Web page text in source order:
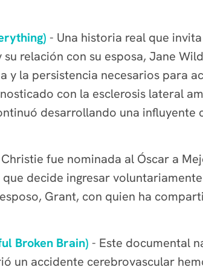
- Una historia real que
relación con su esposa, Jane
y la persistencia necesarios para
con la esclerosis lateral
desarrollando una
fue nominada al Óscar a
decide ingresar
Grant, con quien ha
Broken Brain) - Este documental
un accidente cerebrovascular